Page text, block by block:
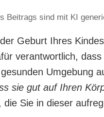
Beitrags sind mit KI
Geburt Ihres Kindes
verantwortlich, dass
Umgebung
sie gut auf Ihren
die Sie in dieser